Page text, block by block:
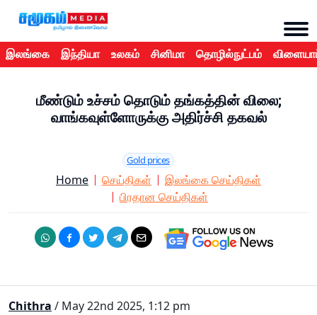
இலங்கை இந்தியா உலகம் சினிமா தொழில்நுட்பம்
மீண்டும் உச்சம் தொடும் தங்கத்தின் விலை;
வாங்கவுள்ளோருக்கு அதிர்ச்சி தகவல்
Gold prices
Home செய்திகள்
இலங்கை செய்திகள்
பிரதான செய்திகள்
Chithra / May 22nd 2025, 1:12 pm